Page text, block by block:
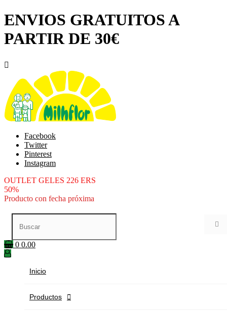
ENVIOS GRATUITOS A
PARTIR DE 30€

Facebook
Twitter
Pinterest
Instagram
OUTLET GELES 226 ERS
50%
Producto con fecha próxima

0 0.00
Inicio
Productos 